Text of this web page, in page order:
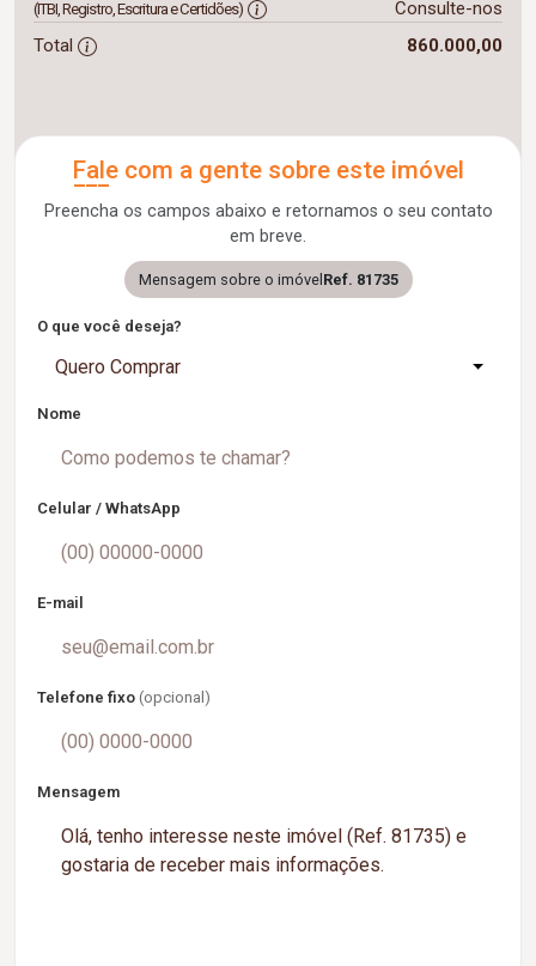
(ITBI, Registro, Escritura e Certidões)
Consulte-nos
Total
860.000,00
Fale com a gente sobre este imóvel
Preencha os campos abaixo e retornamos o seu contato
em breve.
Mensagem sobre o imóvel Ref. 81735
O que você deseja?
Quero Comprar
Nome
Celular / WhatsApp
E-mail
Telefone fixo (opcional)
Mensagem